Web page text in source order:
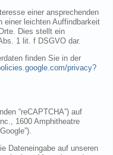
einer ansprechenden
einer leichten Auffindbarkeit
Dies stellt ein
1 lit. f DSGVO dar.
finden Sie in der
privacy?
“reCAPTCHA”) auf
1600 Amphitheatre
Dateneingabe auf unseren